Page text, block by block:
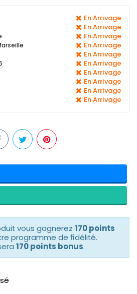
En Arrivage
En Arrivage
En Arrivage
En Arrivage
En Arrivage
En Arrivage
En Arrivage
En Arrivage
En Arrivage
En Arrivage
vous gagnerez 170 points
programme de fidélité.
170 points bonus.